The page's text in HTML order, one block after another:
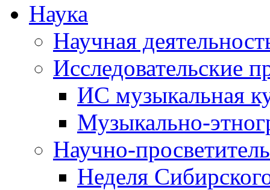
Наука
Научная
Исследовательские
ИС музыкальная
Музыкально-
Научно-
Неделя